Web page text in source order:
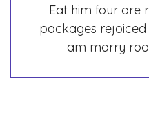
Eat him four are
packages rejoiced
am marry